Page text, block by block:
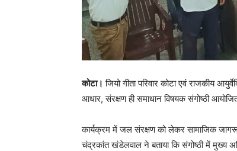
कोटा। जियो गीता परिवार कोटा एवं राजकीय
आधार, संरक्षण ही समाधान विषयक संगोष्ठी
कार्यक्रम में जल संरक्षण को लेकर सामाजिक
चंद्रकांत खंडेलवाल ने बताया कि संगोष्ठी में मुख्य